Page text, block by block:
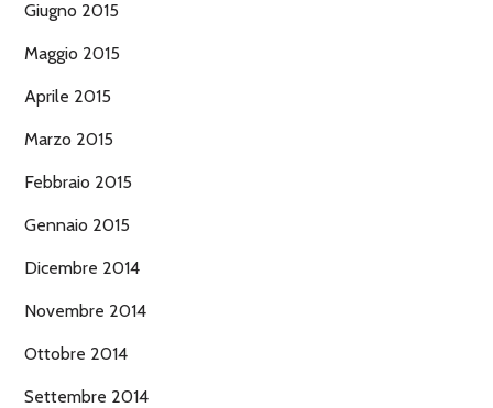
Giugno 2015
Maggio 2015
Aprile 2015
Marzo 2015
Febbraio 2015
Gennaio 2015
Dicembre 2014
Novembre 2014
Ottobre 2014
Settembre 2014